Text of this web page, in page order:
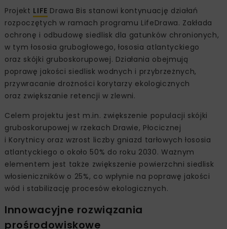
Projekt LIFE Drawa Bis stanowi kontynuację działań
rozpoczętych w ramach programu LifeDrawa. Zakłada
ochronę i odbudowę siedlisk dla gatunków chronionych,
w tym łososia grubogłowego, łososia atlantyckiego
oraz skójki gruboskorupowej. Działania obejmują
poprawę jakości siedlisk wodnych i przybrzeżnych,
przywracanie drożności korytarzy ekologicznych
oraz zwiększanie retencji w zlewni.
Celem projektu jest m.in. zwiększenie populacji skójki
gruboskorupowej w rzekach Drawie, Płocicznej
i Korytnicy oraz wzrost liczby gniazd tarłowych łososia
atlantyckiego o około 50% do roku 2030. Ważnym
elementem jest także zwiększenie powierzchni siedlisk
włosieniczników o 25%, co wpłynie na poprawę jakości
wód i stabilizację procesów ekologicznych.
Innowacyjne rozwiązania
prośrodowiskowe